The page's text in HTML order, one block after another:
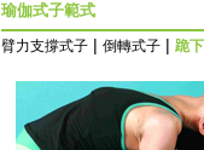
瑜伽式子範式
臂力支撐式子| 倒轉式子| 跪